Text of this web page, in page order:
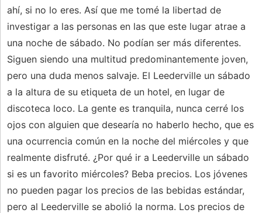
ahí, si no lo eres. Así que me tomé la libertad de
investigar a las personas en las que este lugar atrae a
una noche de sábado. No podían ser más diferentes.
Siguen siendo una multitud predominantemente joven,
pero una duda menos salvaje. El Leederville un sábado
a la altura de su etiqueta de un hotel, en lugar de
discoteca loco. La gente es tranquila, nunca cerré los
ojos con alguien que desearía no haberlo hecho, que es
una ocurrencia común en la noche del miércoles y que
realmente disfruté. ¿Por qué ir a Leederville un sábado
si es un favorito miércoles? Beba precios. Los jóvenes
no pueden pagar los precios de las bebidas estándar,
pero al Leederville se abolió la norma. Los precios de